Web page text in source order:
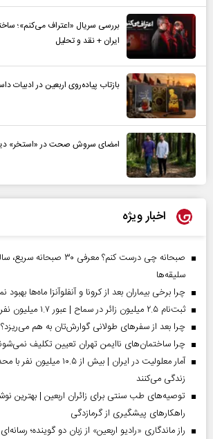
بررسی سریال «اعتراف می‌کنم»؛
ایران + نقد و تحلیل
بازتاب پیاده‌روی اربعین در ادبیات
امضای سروش صحت در «استخر»
اخبار ویژه
صبحانه چی درست کنم؟ معرفی
سلیقه‌ها
چرا برخی بیماران بعد از کرونا و آنفلوآنزا ماه‌ها بهبود
ثبت‌نام ۲.۵ میلیون زائر در سماح | عبور ۱.۷ میلیون نفر از مرز‌های اربعین
چرا بعد از سفرهای طولانی گوارش‌تان به هم می‌ریزد؟
چرا ساختمان‌های ناایمن تهران تعیین تکلیف
آمار معلولیت در ایران | بیش از
زندگی می‌کنند
توصیه‌های طب سنتی برای زائران اربعین |
راهکارهای پیشگیری از گرمازدگی
راز ماندگاری «رادیو اربعین» از زبان دو گوینده؛